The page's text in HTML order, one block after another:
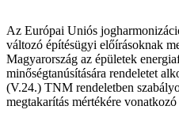
Az Európai Uniós
változó építésügyi előírásoknak
Magyarország az épületek
minőségtanúsítására rendeletet
(V.24.) TNM rendeletben
megtakarítás mértékére vonatkozó